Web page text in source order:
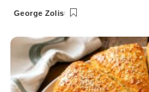
Posted
George Zolis